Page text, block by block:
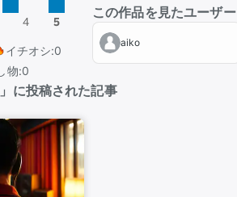
4 5
イチオシ:0
物:0
この作品を見たユーザー
aiko
に投稿された記事